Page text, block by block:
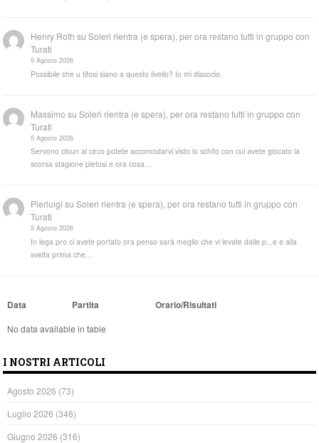
Henry Roth suSoleri rientra (e spera), per ora restano tutti in gruppo con
Turati
5 Agosto 2026
Possibile che u tifosi siano a questo livello? Io mi dissocio.
Massimo suSoleri rientra (e spera), per ora restano tutti in gruppo con
Turati
5 Agosto 2026
Servono cloun al circo potete accomodarvi visto lo schifo con cui avete giocato la
scorsa stagione pietosi e ora cosa…
Pierluigi suSoleri rientra (e spera), per ora restano tutti in gruppo con
Turati
5 Agosto 2026
In lega pro ci avete portato ora penso sarà meglio che vi levate dalle p...e e alla
svelta prima che…
Data Partita Orario/Risultati
No data available in table
I NOSTRI ARTICOLI
Agosto 2026 (73)
Luglio 2026 (346)
Giugno 2026 (316)